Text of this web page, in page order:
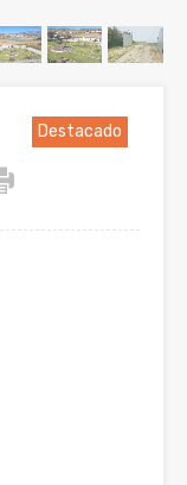
Destacado